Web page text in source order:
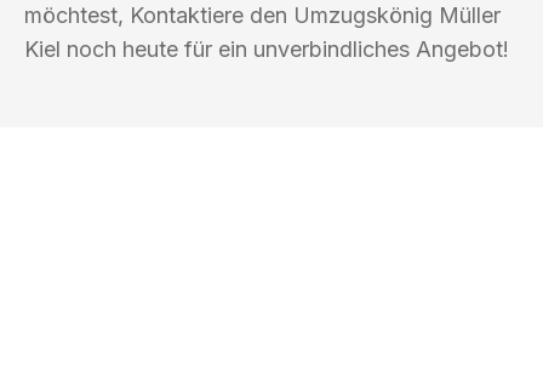
möchtest, Kontaktiere den Umzugskönig Müller
Kiel noch heute für ein unverbindliches Angebot!